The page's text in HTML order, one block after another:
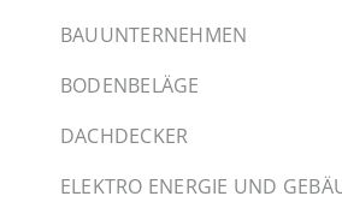
BAUUNTERNEHMEN
BODENBELÄGE
DACHDECKER
ELEKTRO ENERGIE UND